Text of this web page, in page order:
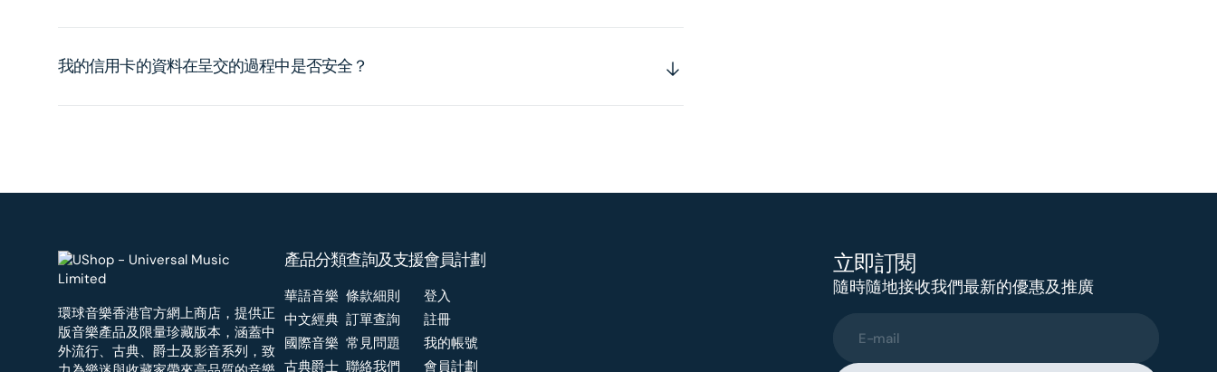
我的信用卡的資料在呈交的過程中是否安全？
環球音樂香港官方網上商店，提供正
版音樂產品及限量珍藏版本，涵蓋中
外流行、古典、爵士及影音系列，致
產品分類
華語音樂
中文經典
國際音樂
古典爵士
查詢及支援
條款細則
訂單查詢
常見問題
聯絡我們
會員計劃
登入
註冊
我的帳號
會員計劃
立即訂閱
隨時隨地接收我們最新的優惠及推廣
E-mail